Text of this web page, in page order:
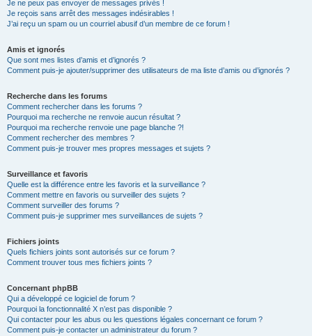
Je ne peux pas envoyer de messages privés !
Je reçois sans arrêt des messages indésirables !
J’ai reçu un spam ou un courriel abusif d’un membre de ce forum !
Amis et ignorés
Que sont mes listes d’amis et d’ignorés ?
Comment puis-je ajouter/supprimer des utilisateurs de ma liste d’amis ou d’ignorés ?
Recherche dans les forums
Comment rechercher dans les forums ?
Pourquoi ma recherche ne renvoie aucun résultat ?
Pourquoi ma recherche renvoie une page blanche ?!
Comment rechercher des membres ?
Comment puis-je trouver mes propres messages et sujets ?
Surveillance et favoris
Quelle est la différence entre les favoris et la surveillance ?
Comment mettre en favoris ou surveiller des sujets ?
Comment surveiller des forums ?
Comment puis-je supprimer mes surveillances de sujets ?
Fichiers joints
Quels fichiers joints sont autorisés sur ce forum ?
Comment trouver tous mes fichiers joints ?
Concernant phpBB
Qui a développé ce logiciel de forum ?
Pourquoi la fonctionnalité X n’est pas disponible ?
Qui contacter pour les abus ou les questions légales concernant ce forum ?
Comment puis-je contacter un administrateur du forum ?